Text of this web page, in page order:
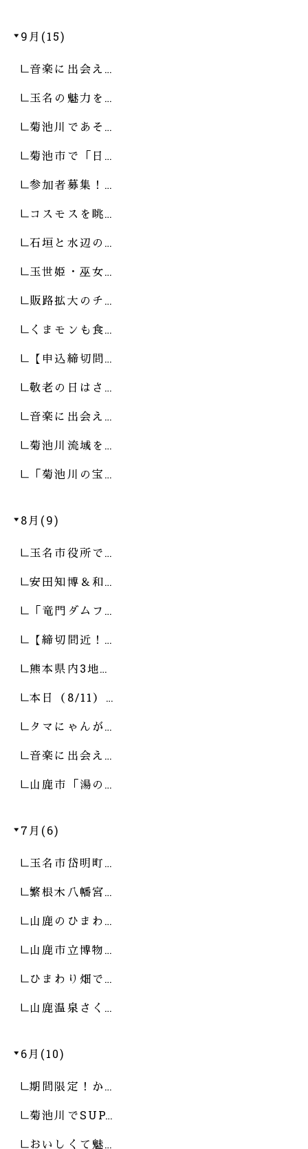
9月(15)
音楽に出会え…
玉名の魅力を…
菊池川であそ…
菊池市で「日…
参加者募集！…
コスモスを眺…
石垣と水辺の…
玉世姫・巫女…
販路拡大のチ…
くまモンも食…
【申込締切間…
敬老の日はさ…
音楽に出会え…
菊池川流域を…
「菊池川の宝…
8月(9)
玉名市役所で…
安田知博＆和…
「竜門ダムフ…
【締切間近！…
熊本県内3地…
本日（8/11）…
タマにゃんが…
音楽に出会え…
山鹿市「湯の…
7月(6)
玉名市岱明町…
繁根木八幡宮…
山鹿のひまわ…
山鹿市立博物…
ひまわり畑で…
山鹿温泉さく…
6月(10)
期間限定！か…
菊池川でSUP…
おいしくて魅…